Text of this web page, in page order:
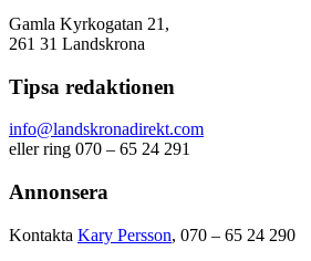
Gamla Kyrkogatan 21,
261 31 Landskrona
Tipsa redaktionen
info@landskronadirekt.com
eller ring 070 – 65 24 291
Annonsera
Kontakta Kary Persson, 070 – 65 24 290